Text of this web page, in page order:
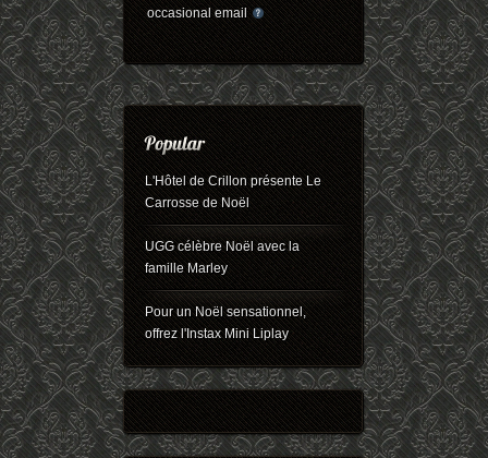
occasional email
L'Hôtel de Crillon présente Le
Carrosse de Noël
UGG célèbre Noël avec la
famille Marley
Pour un Noël sensationnel,
offrez l'Instax Mini Liplay